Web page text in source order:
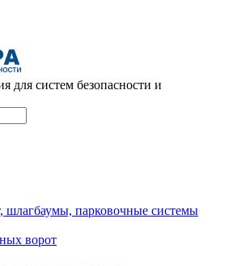
для систем безопасности и
шлагбаумы, парковочные системы
ворот